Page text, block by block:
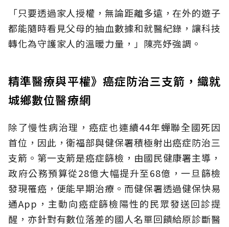
「只要透過家人授權，無論距離多遠，在外的遊子
都能隨時看見父母的抽血數據和就醫紀錄，讓科技
轉化為守護家人的溫暖力量，」陳亮妤強調。
精準醫療與平權》癌症防治三支箭，織就
城鄉數位醫療網
除了慢性病治理，癌症也連續44年蟬聯全國死因
首位，因此，衛福部與健保署積極射出癌症防治三
支箭。第一支箭是癌症篩檢，由國民健康署主導，
政府公務預算從28億大幅提升至68億，一旦篩檢
發現罹癌，便能早期治療。而健保署透過健保快易
通App，主動向癌症篩檢陽性的民眾發送回診提
醒，亦針對有數位落差的國人名單回饋給原診斷醫